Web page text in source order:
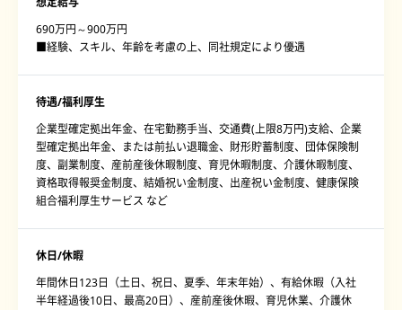
690万円～900万円
■経験、スキル、年齢を考慮の上、同社規定により優遇
待遇/福利厚生
企業型確定拠出年金、在宅勤務手当、交通費(上限8万円)支給、企業
型確定拠出年金、または前払い退職金、財形貯蓄制度、団体保険制
度、副業制度、産前産後休暇制度、育児休暇制度、介護休暇制度、
資格取得報奨金制度、結婚祝い金制度、出産祝い金制度、健康保険
組合福利厚生サービス など
休日/休暇
年間休日123日（土日、祝日、夏季、年末年始）、有給休暇（入社
半年経過後10日、最高20日）、産前産後休暇、育児休業、介護休